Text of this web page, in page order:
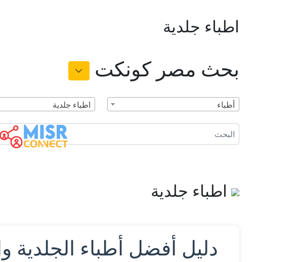
اطباء جلدية
بحث مصر كونكت
أطباء اطباء جلدية
اطباء جلدية
دليل أفضل أطباء